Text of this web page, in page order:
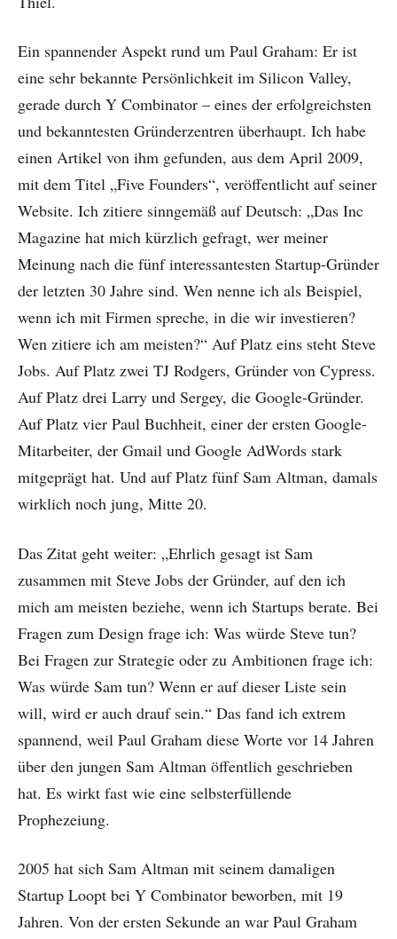
Ein spannender Aspekt rund um Paul Graham: Er ist
eine sehr bekannte Persönlichkeit im Silicon Valley,
gerade durch Y Combinator – eines der erfolgreichsten
und bekanntesten Gründerzentren überhaupt. Ich habe
einen Artikel von ihm gefunden, aus dem April 2009,
mit dem Titel „Five Founders“, veröffentlicht auf seiner
Website. Ich zitiere sinngemäß auf Deutsch: „Das Inc
Magazine hat mich kürzlich gefragt, wer meiner
Meinung nach die fünf interessantesten Startup-Gründer
der letzten 30 Jahre sind. Wen nenne ich als Beispiel,
wenn ich mit Firmen spreche, in die wir investieren?
Wen zitiere ich am meisten?“ Auf Platz eins steht Steve
Jobs. Auf Platz zwei TJ Rodgers, Gründer von Cypress.
Auf Platz drei Larry und Sergey, die Google-Gründer.
Auf Platz vier Paul Buchheit, einer der ersten Google-
Mitarbeiter, der Gmail und Google AdWords stark
mitgeprägt hat. Und auf Platz fünf Sam Altman, damals
wirklich noch jung, Mitte 20.
Das Zitat geht weiter: „Ehrlich gesagt ist Sam
zusammen mit Steve Jobs der Gründer, auf den ich
mich am meisten beziehe, wenn ich Startups berate. Bei
Fragen zum Design frage ich: Was würde Steve tun?
Bei Fragen zur Strategie oder zu Ambitionen frage ich:
Was würde Sam tun? Wenn er auf dieser Liste sein
will, wird er auch drauf sein.“ Das fand ich extrem
spannend, weil Paul Graham diese Worte vor 14 Jahren
über den jungen Sam Altman öffentlich geschrieben
hat. Es wirkt fast wie eine selbsterfüllende
Prophezeiung.
2005 hat sich Sam Altman mit seinem damaligen
Startup Loopt bei Y Combinator beworben, mit 19
Jahren. Von der ersten Sekunde an war Paul Graham